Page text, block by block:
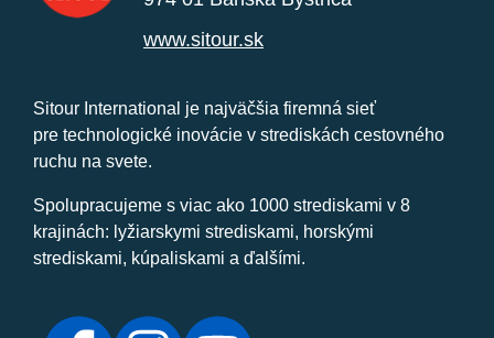
www.sitour.sk
Sitour International je najväčšia firemná sieť
pre technologické inovácie v strediskách cestovného
ruchu na svete.
Spolupracujeme s viac ako 1000 strediskami v 8
krajinách: lyžiarskymi strediskami, horskými
strediskami, kúpaliskami a ďalšími.